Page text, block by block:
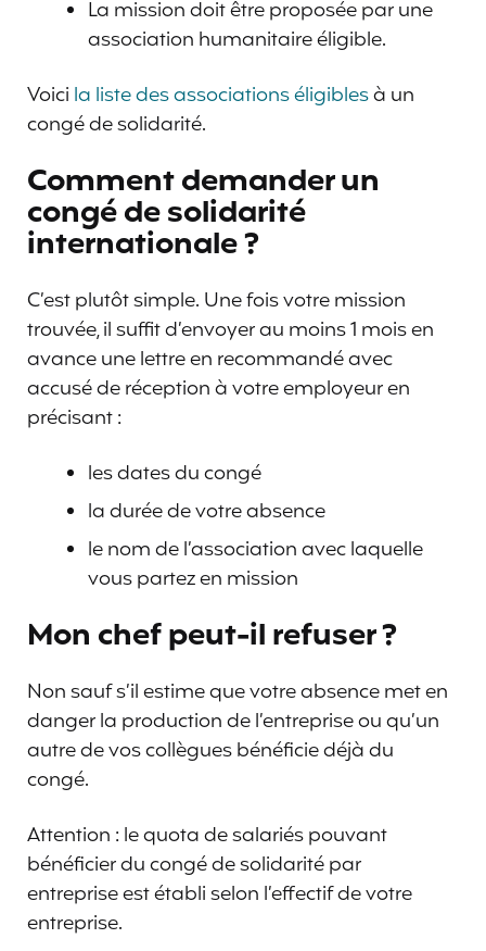
La mission doit être proposée par une
association humanitaire éligible.
Voici la liste des associations éligiblesà un
congé de solidarité.
Comment demander un
congé de solidarité
internationale ?
C’est plutôt simple. Une fois votre mission
trouvée, il suffit d’envoyer au moins 1 mois en
avance une lettre en recommandé avec
accusé de réception à votre employeur en
précisant :
les dates du congé
la durée de votre absence
le nom de l’association avec laquelle
vous partez en mission
Mon chef peut-il refuser ?
Non sauf s’il estime que votre absence met en
danger la production de l’entreprise ou qu’un
autre de vos collègues bénéficie déjà du
congé.
Attention : le quota de salariés pouvant
bénéficier du congé de solidarité par
entreprise est établi selon l’effectif de votre
entreprise.